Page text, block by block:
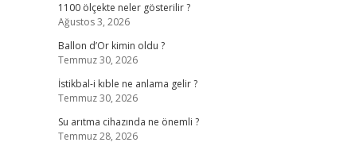
1100 ölçekte neler gösterilir ?
Ağustos 3, 2026
Ballon d’Or kimin oldu ?
Temmuz 30, 2026
İstikbal-i kıble ne anlama gelir ?
Temmuz 30, 2026
Su arıtma cihazında ne önemli ?
Temmuz 28, 2026